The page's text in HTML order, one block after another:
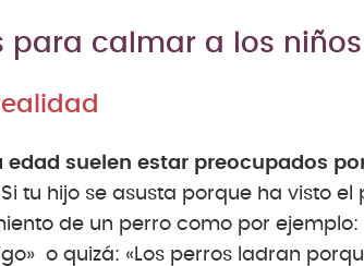
para calmar a los
edad suelen estar preocupados
tu hijo se asusta porque ha visto el
de un perro como por ejemplo:
o quizá: «Los perros ladran